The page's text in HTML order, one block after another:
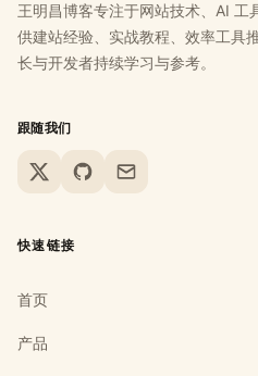
王明昌博客专注于网站技术、AI 工
供建站经验、实战教程、效率工具
长与开发者持续学习与参考。
跟随我们
X GitHubEmail
快速链接
首页
产品